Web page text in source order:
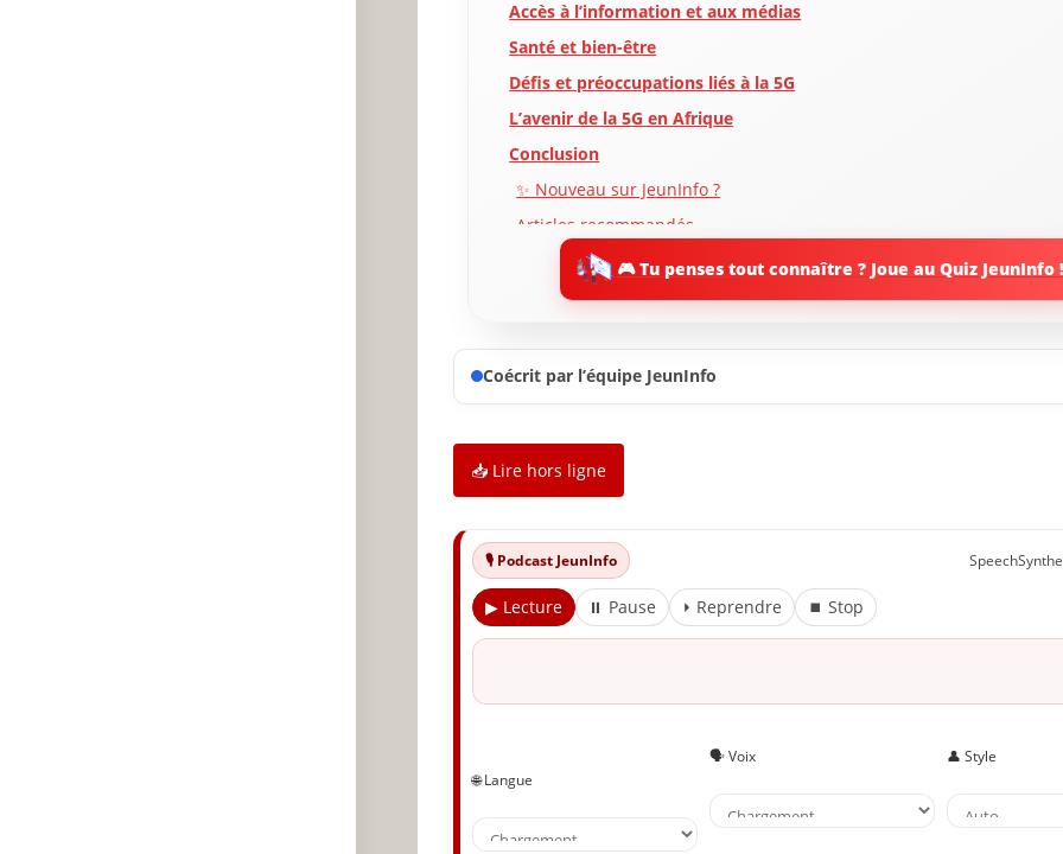
Accès à l’information et aux médias
Santé et bien-être
Défis et préoccupations liés à la 5G
L’avenir de la 5G en Afrique
Conclusion
✨ Nouveau sur JeunInfo ?
Articles recommandés
Partager l'amour🎮 Tu penses tout connaître ? Joue au Quiz JeunInfo !
Coécrit par l’équipe JeunInfo
📥 Lire hors ligne
🎙️ Podcast JeunInfo
▶ Lecture ⏸ Pause ⏵ Reprendre ⏹ Stop
🌐 Langue
🗣️ Voix 👤 Style